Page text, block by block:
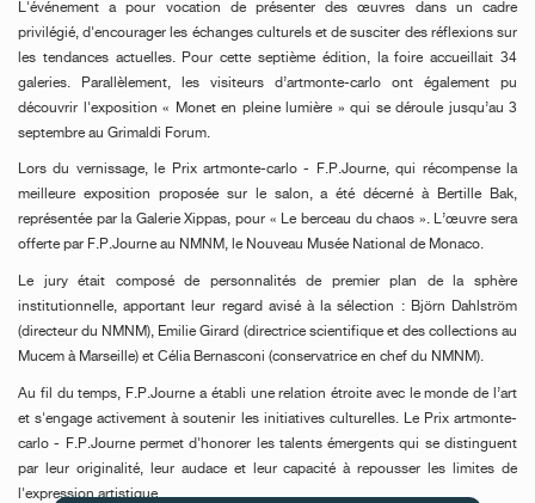
L'événement a pour vocation de présenter des œuvres dans un cadre
privilégié, d'encourager les échanges culturels et de susciter des réflexions sur
les tendances actuelles. Pour cette septième édition, la foire accueillait 34
galeries. Parallèlement, les visiteurs d’artmonte-carlo ont également pu
découvrir l'exposition « Monet en pleine lumière » qui se déroule jusqu’au 3
septembre au Grimaldi Forum.
Lors du vernissage, le Prix artmonte-carlo - F.P.Journe, qui récompense la
meilleure exposition proposée sur le salon, a été décerné à Bertille Bak,
représentée par la Galerie Xippas, pour « Le berceau du chaos ». L’œuvre sera
offerte par F.P.Journe au NMNM, le Nouveau Musée National de Monaco.
Le jury était composé de personnalités de premier plan de la sphère
institutionnelle, apportant leur regard avisé à la sélection : Björn Dahlström
(directeur du NMNM), Emilie Girard (directrice scientifique et des collections au
Mucem à Marseille) et Célia Bernasconi (conservatrice en chef du NMNM).
Au fil du temps, F.P.Journe a établi une relation étroite avec le monde de l’art
et s'engage activement à soutenir les initiatives culturelles. Le Prix artmonte-
carlo - F.P.Journe permet d'honorer les talents émergents qui se distinguent
par leur originalité, leur audace et leur capacité à repousser les limites de
l'expression artistique.